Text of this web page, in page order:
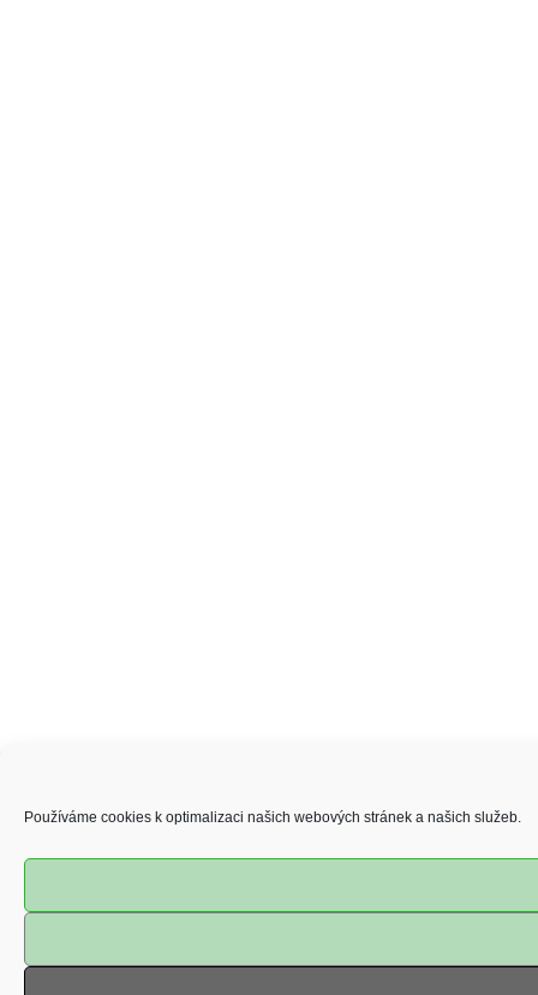
Používáme cookies k optimalizaci našich webových stránek a našich služeb.